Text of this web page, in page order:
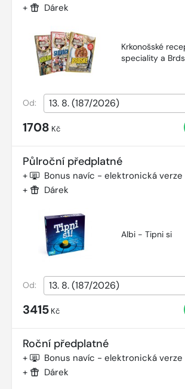
+ Dárek
Krkonošské
speciality a
Od:
1708 Kč
Půlroční předplatné
+ Bonus navíc - elektronická verze
+ Dárek
Albi - Tipni si
Od:
3415 Kč
Roční předplatné
+ Bonus navíc - elektronická verze
+ Dárek